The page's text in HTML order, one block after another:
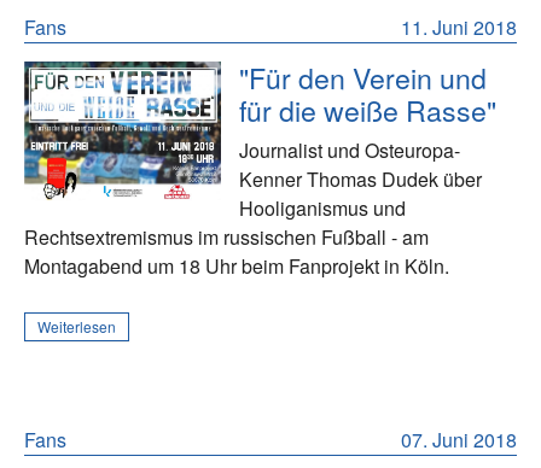
11. Juni 2018
Fans
"Für den Verein und
für die weiße Rasse"
Journalist und Osteuropa-
Kenner Thomas Dudek über
Hooliganismus und
Rechtsextremismus im russischen Fußball - am
Montagabend um 18 Uhr beim Fanprojekt in Köln.
Weiterlesen
07. Juni 2018
Fans